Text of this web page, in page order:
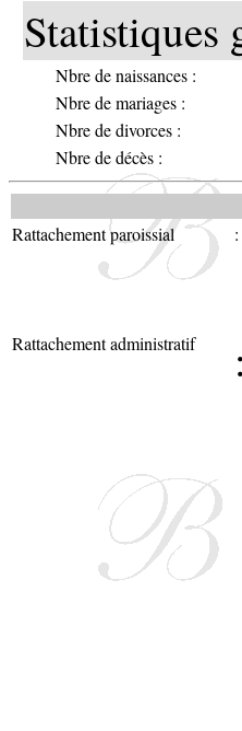
Statistiques
Nbre de naissances :
Nbre de mariages :
Nbre de divorces :
Nbre de décès :
Rattachement paroissial
:
Rattachement administratif :